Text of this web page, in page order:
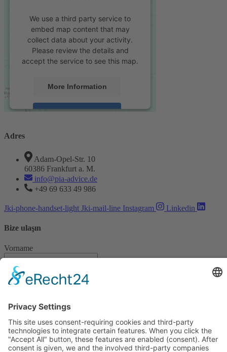
We use a third party service to
embed map content that may
collect data about your activity.
Please review the details and
accept the service to see this map.
More Information
Accept
Management Platform
Adres
Adam-Opel-Str. 10
60386 Frankfurt a. M.
info@pia-advice.de
+49 69 633 49 986
Jki-phone-handset-light Jki-mail-line Instagram Linkedin
Bize ulaşın
Vorname
Nachname
E-Mail
Wie haben Sie uns gefunden?
Anliegen
Ihre Nachricht